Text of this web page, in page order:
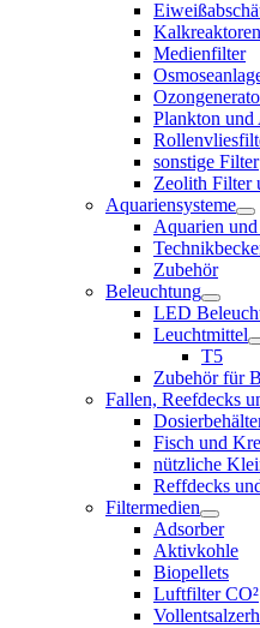
Medienfilter
Plankton und
sonstige Filter
Zeolith Filter
Aquariensysteme
Aquarien und
Zubehör
Beleuchtung
LED
Leuchtmittel
T5
Zubehör für
Fallen, Reefdecks
Fisch und
nützliche
Reffdecks
Filtermedien
Adsorber
Aktivkohle
Biopellets
Luftfilter CO²